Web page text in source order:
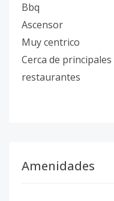
Bbq
Ascensor
Muy centrico
Cerca de
restaurantes
Amenidades